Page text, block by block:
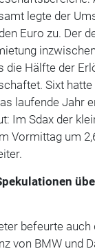
legte der
Euro zu. Der
die Hälfte der
Sixt
laufende Jahr
Im Sdax der
Vormittag um
befeurte auch
von BMW und